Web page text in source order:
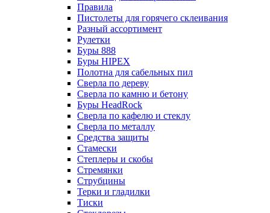
Правила
Пистолеты для горячего склеивания
Разный ассортимент
Рулетки
Буры 888
Буры HIPEX
Полотна для сабельных пил
Сверла по дереву
Сверла по камню и бетону
Буры HeadRock
Сверла по кафелю и стеклу
Сверла по металлу
Средства защиты
Стамески
Степлеры и скобы
Стремянки
Струбцины
Терки и гладилки
Тиски